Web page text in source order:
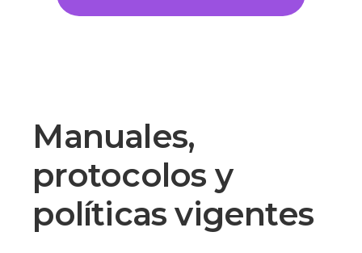
Manuales,
protocolos y
políticas vigentes